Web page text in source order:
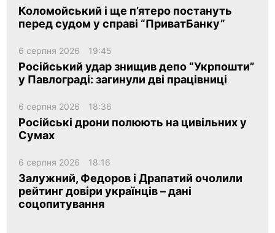
Коломойський і ще п’ятеро постануть
перед судом у справі “ПриватБанку”
6 серпня 2026 19:45
Російський удар знищив депо “Укрпошти”
у Павлограді: загинули дві працівниці
6 серпня 2026 18:36
Російські дрони полюють на цивільних у
Сумах
6 серпня 2026 18:16
Залужний, Федоров і Драпатий очолили
рейтинг довіри українців – дані
соцопитування